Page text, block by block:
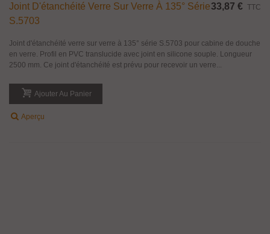
Joint D'étanchéité Verre Sur Verre À 135° Série
S.5703
33,87 € TTC
Joint d'étanchéité verre sur verre à 135° série S.5703 pour cabine de douche
en verre. Profil en PVC translucide avec joint en silicone souple. Longueur
2500 mm. Ce joint d'étanchéité est prévu pour recevoir un verre...
Ajouter Au Panier
Aperçu